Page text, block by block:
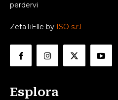
perdervi
ZetaTiElle by ISO s.r.l
Esplora